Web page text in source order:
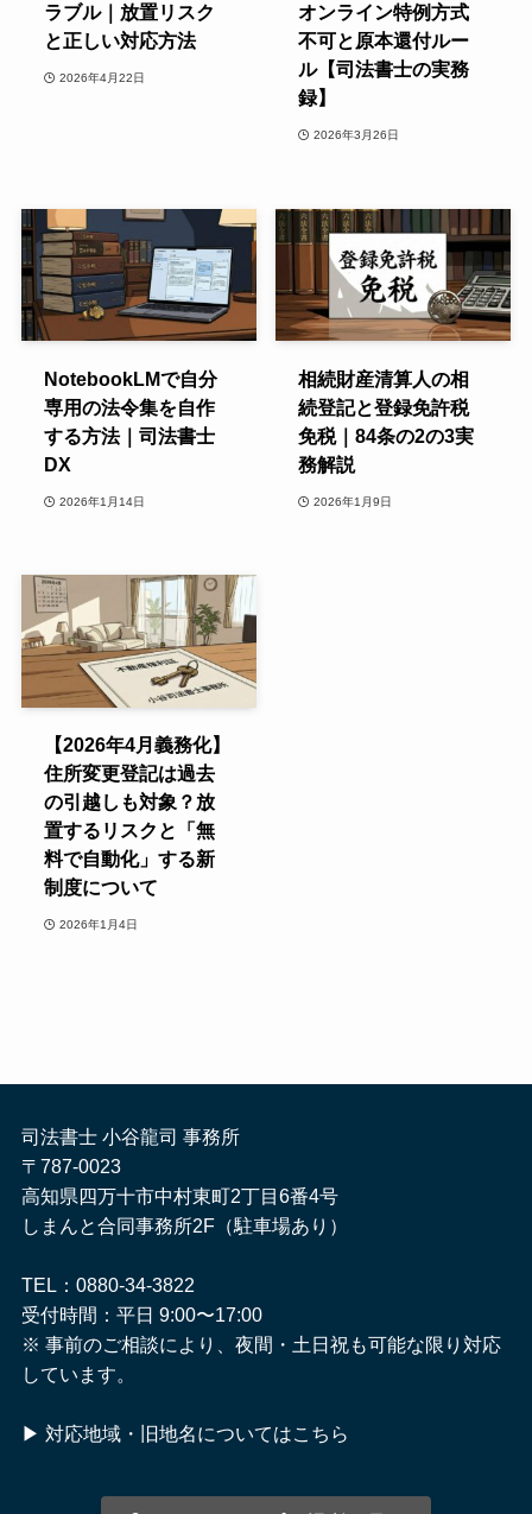
ラブル｜放置リスク
と正しい対応方法
2026年4月22日
オンライン特例方式
不可と原本還付ルー
ル【司法書士の実務
録】
2026年3月26日
NotebookLMで自分
専用の法令集を自作
する方法｜司法書士
DX
2026年1月14日
相続財産清算人の相
続登記と登録免許税
免税｜84条の2の3実
務解説
2026年1月9日
【2026年4月義務化】
住所変更登記は過去
の引越しも対象？放
置するリスクと「無
料で自動化」する新
制度について
2026年1月4日
司法書士 小谷龍司 事務所
〒787-0023
高知県四万十市中村東町2丁目6番4号
しまんと合同事務所2F（駐車場あり）
TEL：0880-34-3822
受付時間：平日 9:00〜17:00
※ 事前のご相談により、夜間・土日祝も可能な限り対応
しています。
▶ 対応地域・旧地名についてはこちら